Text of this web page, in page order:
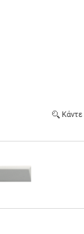
Κάντε